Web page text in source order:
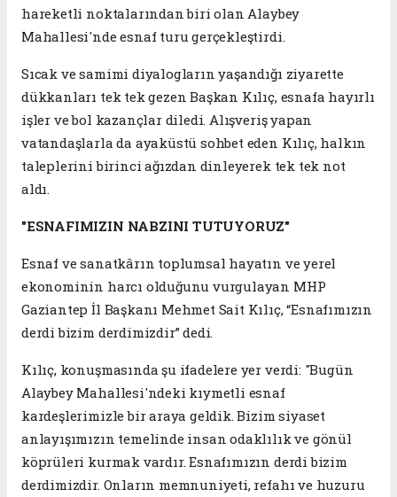
hareketli noktalarından biri olan Alaybey
Mahallesi'nde esnaf turu gerçekleştirdi.
Sıcak ve samimi diyalogların yaşandığı ziyarette
dükkanları tek tek gezen Başkan Kılıç, esnafa hayırlı
işler ve bol kazançlar diledi. Alışveriş yapan
vatandaşlarla da ayaküstü sohbet eden Kılıç, halkın
taleplerini birinci ağızdan dinleyerek tek tek not
aldı.
"ESNAFIMIZIN NABZINI TUTUYORUZ"
Esnaf ve sanatkârın toplumsal hayatın ve yerel
ekonominin harcı olduğunu vurgulayan MHP
Gaziantep İl Başkanı Mehmet Sait Kılıç, “Esnafımızın
derdi bizim derdimizdir” dedi.
Kılıç, konuşmasında şu ifadelere yer verdi: "Bugün
Alaybey Mahallesi'ndeki kıymetli esnaf
kardeşlerimizle bir araya geldik. Bizim siyaset
anlayışımızın temelinde insan odaklılık ve gönül
köprüleri kurmak vardır. Esnafımızın derdi bizim
derdimizdir. Onların memnuniyeti, refahı ve huzuru